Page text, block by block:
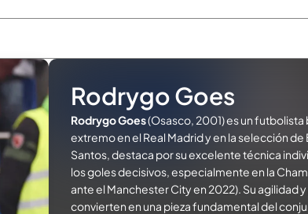
Rodrygo Goes
Rodrygo Goes(Osasco, 2001) es un
extremo en el Real Madrid y en la selección
Santos, destaca por su excelente técnica
los goles decisivos, especialmente en la
ante el Manchester City en 2022). Su agilidad
convierten en una pieza fundamental del